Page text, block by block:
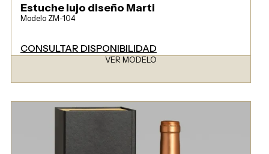
Estuche lujo diseño Marti
Modelo ZM-104
CONSULTAR DISPONIBILIDAD
VER MODELO